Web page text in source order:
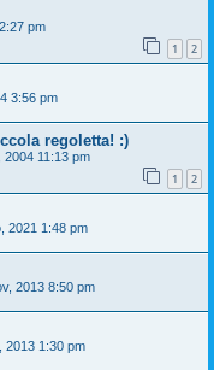
pm
1 2
3:56 pm
regoletta! :)
2004 11:13 pm
1 2
2021 1:48 pm
2013 8:50 pm
2013 1:30 pm